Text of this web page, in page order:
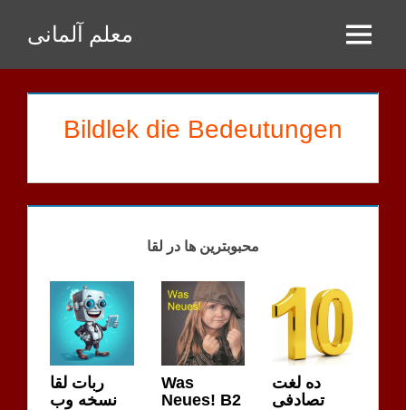
Inhalt
springen
معلم آلمانی Menu
Bildlek die Bedeutungen
محبوبترین ها در لقا
ربات لقا
نسخه وب
Was
Neues! B2
ده لغت
تصادفی